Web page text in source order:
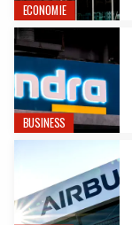
ECONOMIE
BUSINESS